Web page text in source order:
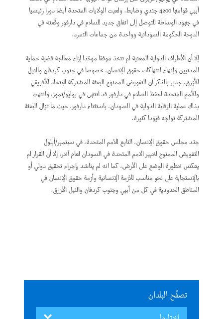
أبيي قوامها 4200 جندي وضابط. ولعبت الولايات المتحدة أيضا دورا رئيسيا
في جهود الوساطة للتوصل إلى اتفاق جديد للسلام في دارفور وقّعته في
الدوحة الحكومة السودانية وواحدة من جماعات التمرد.
إلا أن الأطراف الدولية المعنية لم تتخذ موفقا موحَّدا إزاء معالجة قضية حماية
المدنيين وإنهاء انتهاكات حقوق الإنسان، خصوصا في جنوب كردفان والنيل
الأزرق. جدير بالذكر أن التفويض الممنوح للبعثة المشتركة للإتحاد الأفريقي
والأمم المتحدة لحفظ السلام في دارفور قد انتهى في يوليو/تموز، وانتهت
بذلك عملية الرقابة الدولية في السودان، باستثناء دارفور، حيث ما تزال البعثة
المشتركة تواجه قيودا كثيرة.
جدّد مجلس حقوق الإنسان، التابع للأمم المتحدة، في سبتمبر/أيلول
التفويض الممنوح لخبير الامم المتحدة في السودان لعام آخر، إلا أن القرار لم
يعكس خطورة الوضع على الأرض، كما انه لم يناشد بإجراء تحقيق دولي أو
بالإستجابة على نحو مناسب للأزمة الإنسانية وأزمة حقوق الإنسان في
المناطق الحدودية في كل من أبيي وجنوب كردفان والنيل الأزرق.
تصفُح البلدان